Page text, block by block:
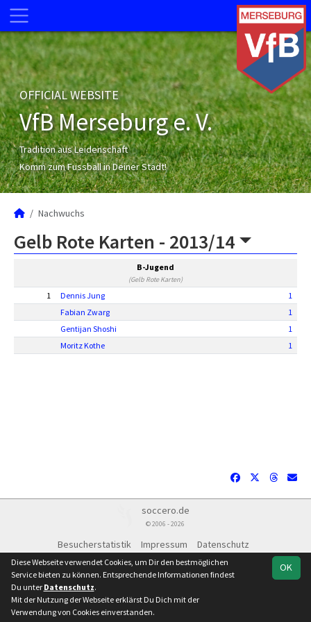
OFFICIAL WEBSITE
VfB Merseburg e. V.
Tradition aus Leidenschaft
Komm zum Fussball in Deiner Stadt!
Nachwuchs
Gelb Rote Karten - 2013/14
B-Jugend
(Gelb Rote Karten)
1 Dennis Jung
1
Fabian Zwarg
1
Gentijan Shoshi
1
Moritz Kothe
1
soccero.de
© 2006 - 2026
Besucherstatistik Impressum
Datenschutz
OK
Diese Webseite verwendet Cookies, um Dir den bestmöglichen
Service bieten zu können. Entsprechende Informationen findest
Du unter Datenschutz.
Mit der Nutzung der Webseite erklärst Du Dich mit der
Verwendung von Cookies einverstanden.